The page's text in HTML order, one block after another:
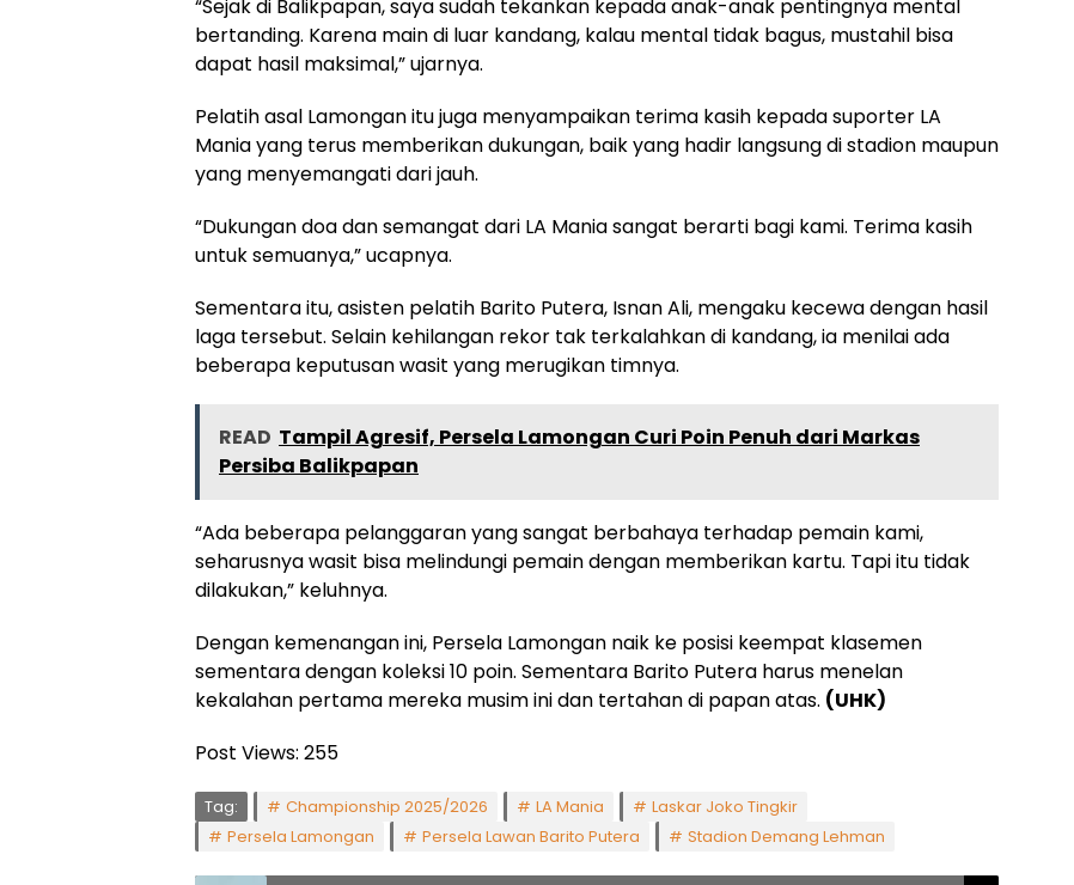
“Sejak di Balikpapan, saya sudah tekankan kepada anak-anak pentingnya mental
bertanding. Karena main di luar kandang, kalau mental tidak bagus, mustahil bisa
dapat hasil maksimal,” ujarnya.
Pelatih asal Lamongan itu juga menyampaikan terima kasih kepada suporter LA
Mania yang terus memberikan dukungan, baik yang hadir langsung di stadion maupun
yang menyemangati dari jauh.
“Dukungan doa dan semangat dari LA Mania sangat berarti bagi kami. Terima kasih
untuk semuanya,” ucapnya.
Sementara itu, asisten pelatih Barito Putera, Isnan Ali, mengaku kecewa dengan hasil
laga tersebut. Selain kehilangan rekor tak terkalahkan di kandang, ia menilai ada
beberapa keputusan wasit yang merugikan timnya.
READ Tampil Agresif, Persela Lamongan Curi Poin Penuh dari Markas
Persiba Balikpapan
“Ada beberapa pelanggaran yang sangat berbahaya terhadap pemain kami,
seharusnya wasit bisa melindungi pemain dengan memberikan kartu. Tapi itu tidak
dilakukan,” keluhnya.
Dengan kemenangan ini, Persela Lamongan naik ke posisi keempat klasemen
sementara dengan koleksi 10 poin. Sementara Barito Putera harus menelan
kekalahan pertama mereka musim ini dan tertahan di papan atas. (UHK)
Post Views: 255
Tag: Championship 2025/2026 LA Mania
Laskar Joko Tingkir
Persela Lamongan
Persela Lawan Barito Putera Stadion Demang Lehman